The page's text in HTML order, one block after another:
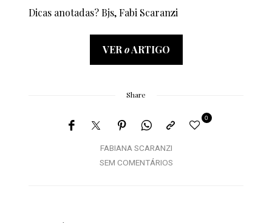
Dicas anotadas? Bjs, Fabi Scaranzi
VER oARTIGO
Share
FABIANA SCARANZI
0
SEM COMENTÁRIOS